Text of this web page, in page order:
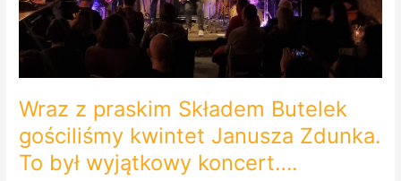
Wraz z praskim Składem Butelek
gościliśmy kwintet Janusza Zdunka.
To był wyjątkowy koncert….
był
wyjątkowy
koncert….